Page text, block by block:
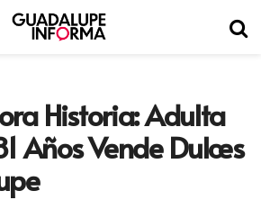
Historia: Adulta
Años Vende Dulces